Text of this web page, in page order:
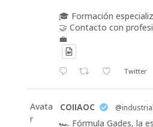
🎓 Formación
🤝 Contacto con
💼
Twitter
Avata
r
COIIAOC
🏎️ Fórmula Gades, la